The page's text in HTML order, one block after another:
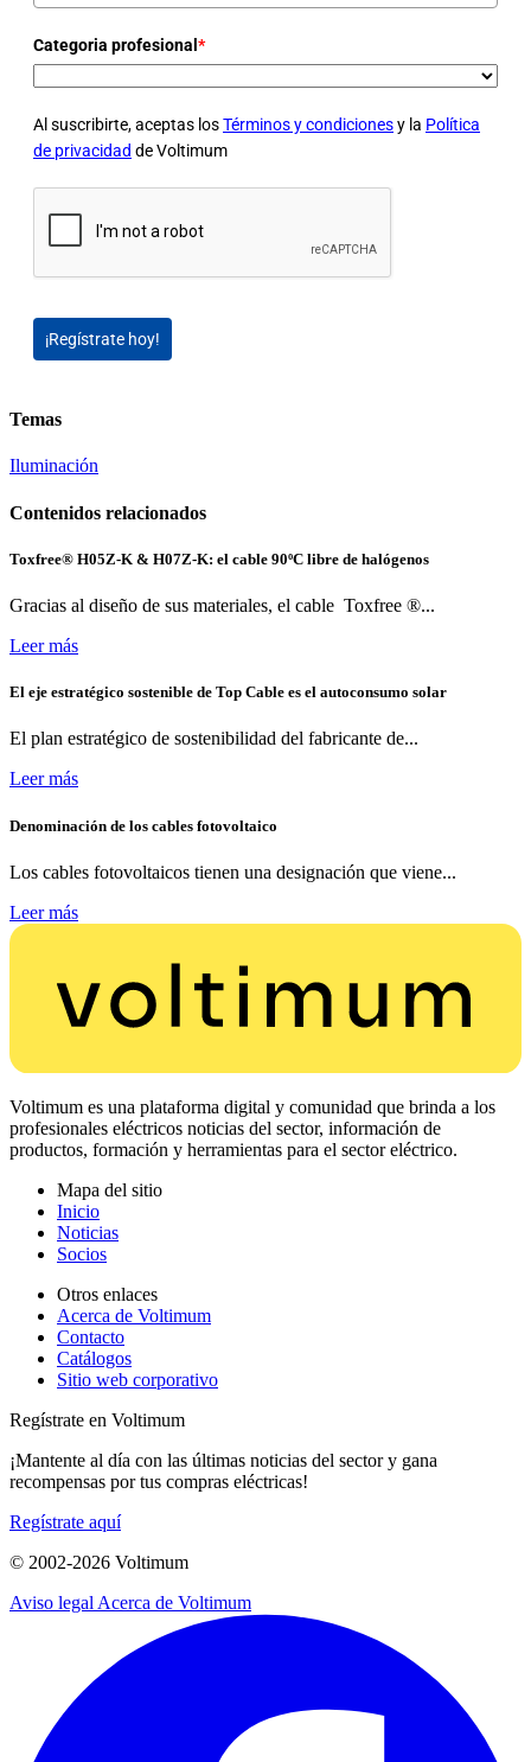
Categoria profesional *
Al suscribirte, aceptas losTérminos y condicionesy la Política
de privacidad de Voltimum
¡Regístrate hoy!
Temas
Iluminación
Contenidos relacionados
Toxfree® H05Z-K & H07Z-K: el cable 90ºC libre de halógenos
Gracias al diseño de sus materiales, el cable Toxfree ®...
Leer más
El eje estratégico sostenible de Top Cable es el autoconsumo solar
El plan estratégico de sostenibilidad del fabricante de...
Leer más
Denominación de los cables fotovoltaico
Los cables fotovoltaicos tienen una designación que viene...
Leer más
Voltimum es una plataforma digital y comunidad que brinda a los
profesionales eléctricos noticias del sector, información de
productos, formación y herramientas para el sector eléctrico.
Mapa del sitio
Inicio
Noticias
Socios
Otros enlaces
Acerca de Voltimum
Contacto
Catálogos
Sitio web corporativo
Regístrate en Voltimum
¡Mantente al día con las últimas noticias del sector y gana
recompensas por tus compras eléctricas!
Regístrate aquí
© 2002-2026 Voltimum
Aviso legal Acerca de Voltimum